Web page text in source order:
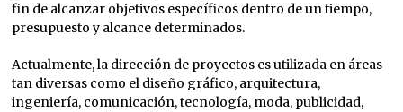
fin de alcanzar objetivos específicos dentro de un tiempo,
presupuesto y alcance determinados.
Actualmente, la dirección de proyectos es utilizada en áreas
tan diversas como el diseño gráfico, arquitectura,
ingeniería, comunicación, tecnología, moda, publicidad,